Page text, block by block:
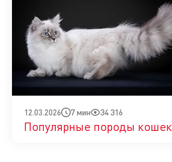
12.03.2026 7 мин 34 316
Популярные породы кошек